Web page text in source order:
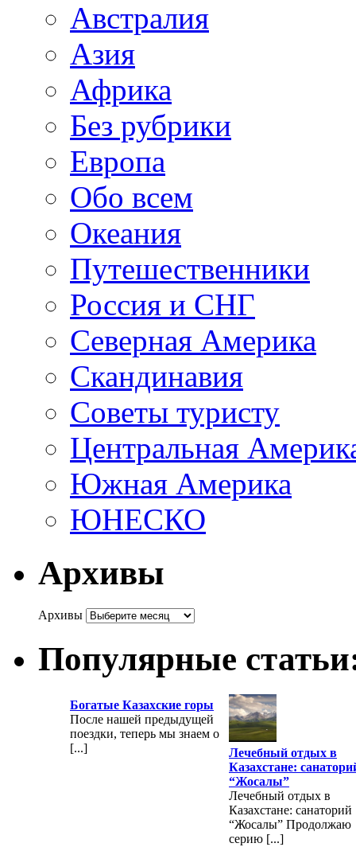
Австралия
Азия
Африка
Без рубрики
Европа
Обо всем
Океания
Путешественники
Россия и СНГ
Северная Америка
Скандинавия
Советы туристу
Центральная
Южная Америка
ЮНЕСКО
Архивы
Архивы
Популярные
Богатые Казахские горы
После нашей предыдущей
поездки, теперь мы знаем о
[...]
Лечебный отдых в
Казахстане:
“Жосалы”
Лечебный отдых в
Казахстане: санаторий
“Жосалы” Продолжаю
серию [...]